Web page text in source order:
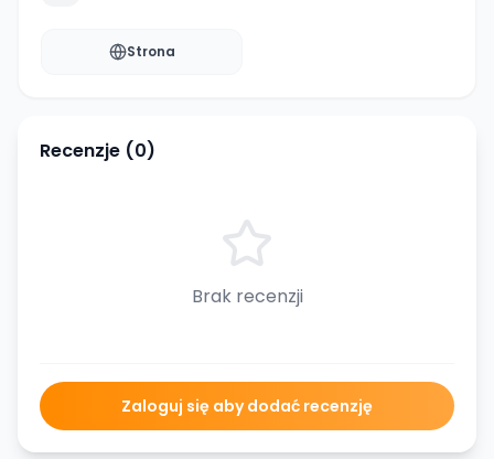
Strona
Recenzje (0)
Brak recenzji
Zaloguj się aby dodać recenzję